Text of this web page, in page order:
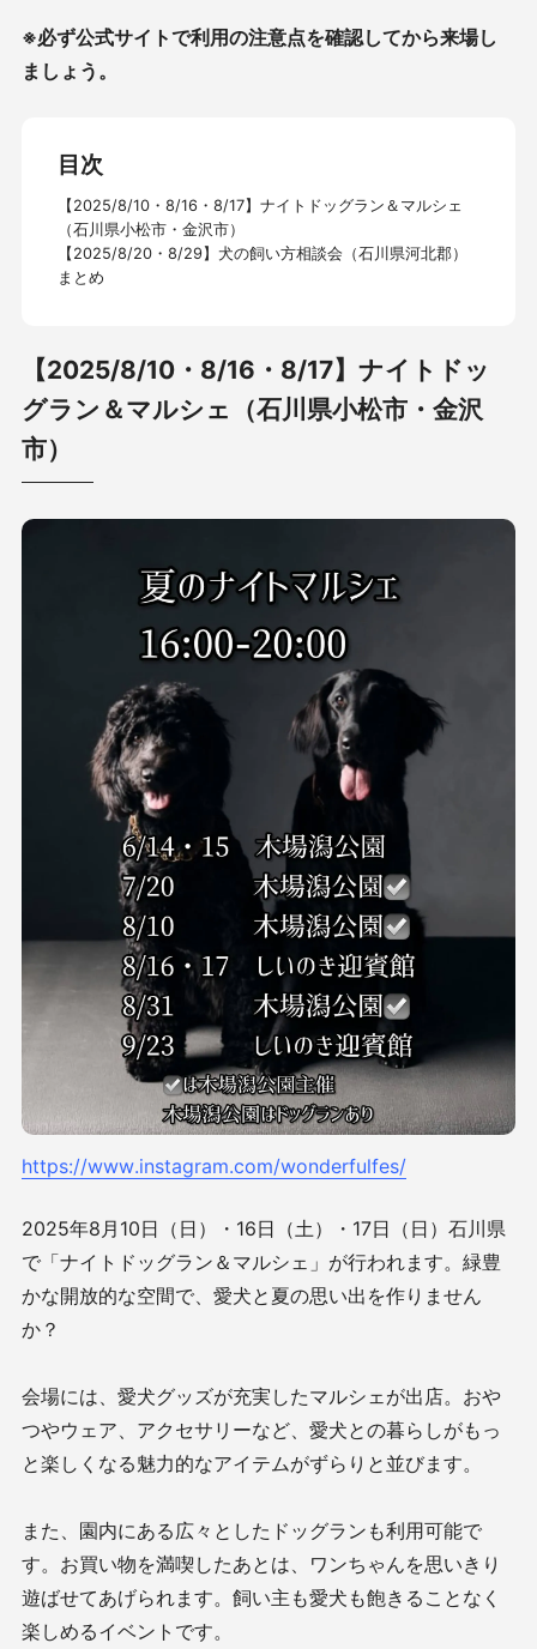
※必ず公式サイトで利用の注意点を確認してから来場し
ましょう。
目次
【2025/8/10・8/16・8/17】ナイトドッグラン＆マルシェ
（石川県小松市・金沢市）
【2025/8/20・8/29】犬の飼い方相談会（石川県河北郡）
まとめ
【2025/8/10・8/16・8/17】ナイトドッ
グラン＆マルシェ（石川県小松市・金沢
市）
https://www.instagram.com/wonderfulfes/
2025年8月10日（日）・16日（土）・17日（日）石川県
で「ナイトドッグラン＆マルシェ」が行われます。緑豊
かな開放的な空間で、愛犬と夏の思い出を作りません
か？
会場には、愛犬グッズが充実したマルシェが出店。おや
つやウェア、アクセサリーなど、愛犬との暮らしがもっ
と楽しくなる魅力的なアイテムがずらりと並びます。
また、園内にある広々としたドッグランも利用可能で
す。お買い物を満喫したあとは、ワンちゃんを思いきり
遊ばせてあげられます。飼い主も愛犬も飽きることなく
楽しめるイベントです。